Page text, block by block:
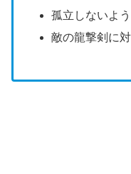
孤立しないよ
敵の龍撃剣に